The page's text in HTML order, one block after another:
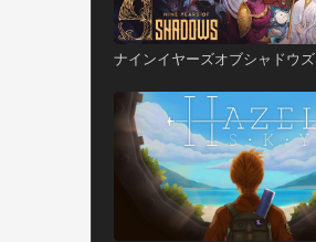
ナインイヤーズオブシャドウズ